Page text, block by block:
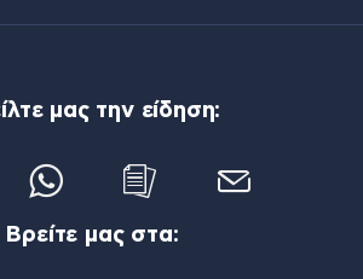
μας την είδηση:
Βρείτε μας στα: